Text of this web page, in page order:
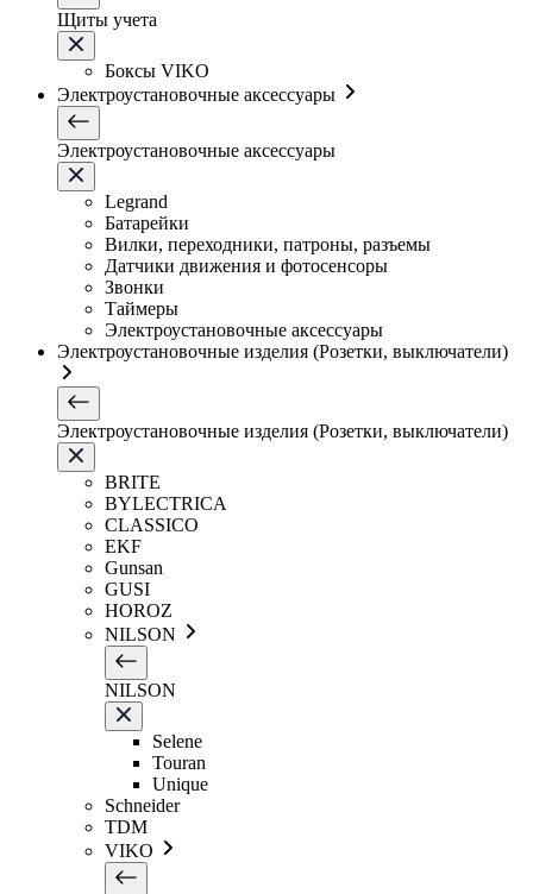
Щиты учета
Боксы VIKO
Электроустановочные аксессуары
Электроустановочные аксессуары
Legrand
Батарейки
Вилки, переходники, патроны, разъемы
Датчики движения и фотосенсоры
Звонки
Таймеры
Электроустановочные аксессуары
Электроустановочные изделия (Розетки, выключатели)
Электроустановочные изделия (Розетки, выключатели)
BRITE
BYLECTRICA
CLASSICO
EKF
Gunsan
GUSI
HOROZ
NILSON
NILSON
Selene
Touran
Unique
Schneider
TDM
VIKO